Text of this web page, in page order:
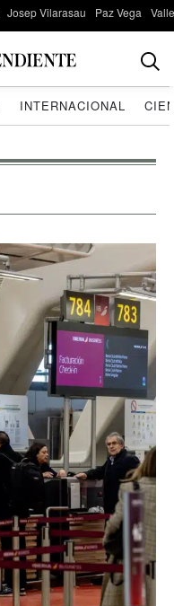
Josep Vilarasau Paz Vega
INTERNACIONAL